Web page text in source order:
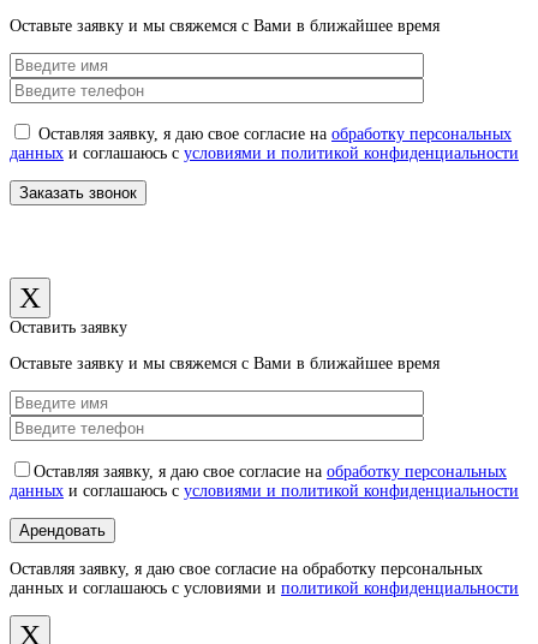
Оставьте заявку и мы свяжемся с Вами в ближайшее время
Оставляя заявку, я даю свое согласие на обработку персональных
данных и соглашаюсь с условиями и политикой конфиденциальности
X
Оставить заявку
Оставьте заявку и мы свяжемся с Вами в ближайшее время
Оставляя заявку, я даю свое согласие на обработку персональных
данных и соглашаюсь с условиями и политикой конфиденциальности
Оставляя заявку, я даю свое согласие на обработку персональных
данных и соглашаюсь с условиями и политикой конфиденциальности
X